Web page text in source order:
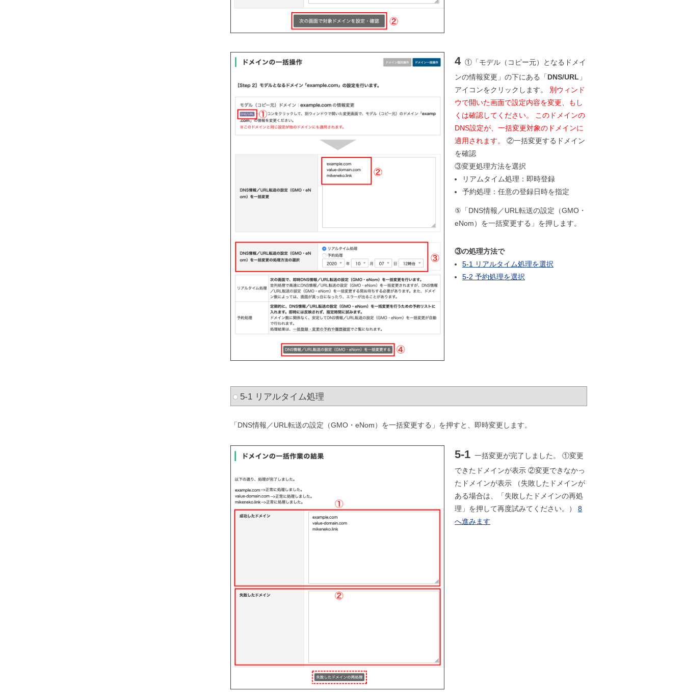
4 ①「モデル（コピー元）となるドメイ
ンの情報変更」の下にある「DNS/URL 」
アイコンをクリックします。 別ウィンド
ウで開いた画面で設定内容を変更、もし
くは確認してください。 このドメインの
DNS設定が、一括変更対象のドメインに
適用されます。
②一括変更するドメイン
を確認
③変更処理方法を選択
リアムタイム処理：即時登録
予約処理：任意の登録日時を指定
⑤「DNS情報／URL転送の設定（GMO・
eNom）を一括変更する」を押します。
③の処理方法で
5-1 リアルタイム処理を選択
5-2 予約処理を選択
5-1 リアルタイム処理
「DNS情報／URL転送の設定（GMO・eNom）を一括変更する」を押すと、即時変更します。
5-1 一括変更が完了しました。 ①変更
できたドメインが表示 ②変更できなかっ
たドメインが表示 （失敗したドメインが
ある場合は、「失敗したドメインの再処
理」を押して再度試みてください。） 8
へ進みます